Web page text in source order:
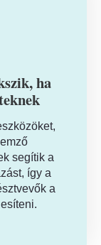
ha
segítik a
így a
a